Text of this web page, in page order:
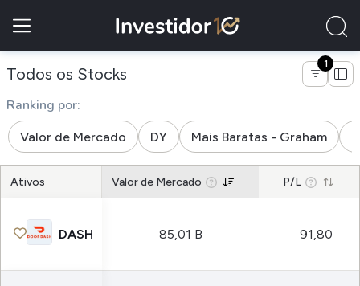
Todos os Stocks de empresas do setor 1
Ranking por:
Valor de Mercado DY Mais Baratas - Graham
Ativos Valor de Mercado P/L
DASH 85,01 B 91,80